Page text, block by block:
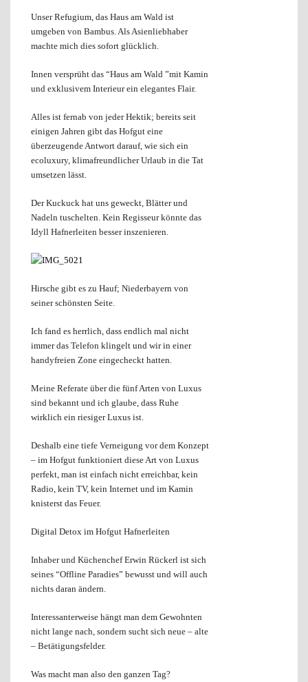
Unser Refugium, das Haus am Wald ist
umgeben von Bambus. Als Asienliebhaber
machte mich dies sofort glücklich.
Innen versprüht das “Haus am Wald ”mit Kamin
und exklusivem Interieur ein elegantes Flair.
Alles ist fernab von jeder Hektik; bereits seit
einigen Jahren gibt das Hofgut eine
überzeugende Antwort darauf, wie sich ein
ecoluxury, klimafreundlicher Urlaub in die Tat
umsetzen lässt.
Der Kuckuck hat uns geweckt, Blätter und
Nadeln tuschelten. Kein Regisseur könnte das
Idyll Hafnerleiten besser inszenieren.
Hirsche gibt es zu Hauf; Niederbayern von
seiner schönsten Seite.
Ich fand es herrlich, dass endlich mal nicht
immer das Telefon klingelt und wir in einer
handyfreien Zone eingecheckt hatten.
Meine Referate über die fünf Arten von Luxus
sind bekannt und ich glaube, dass Ruhe
wirklich ein riesiger Luxus ist.
Deshalb eine tiefe Verneigung vor dem Konzept
– im Hofgut funktioniert diese Art von Luxus
perfekt, man ist einfach nicht erreichbar, kein
Radio, kein TV, kein Internet und im Kamin
knisterst das Feuer.
Digital Detox im Hofgut Hafnerleiten
Inhaber und Küchenchef Erwin Rückerl ist sich
seines “Offline Paradies” bewusst und will auch
nichts daran ändern.
Interessanterweise hängt man dem Gewohnten
nicht lange nach, sondern sucht sich neue – alte
– Betätigungsfelder.
Was macht man also den ganzen Tag?